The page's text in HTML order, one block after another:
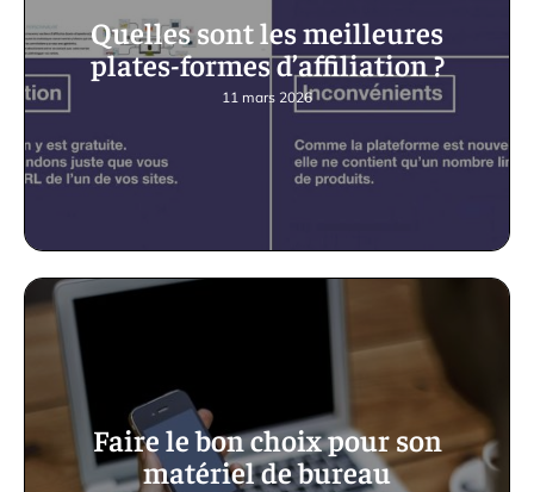
Quelles sont les meilleures
plates-formes d’affiliation ?
11 mars 2026
Faire le bon choix pour son
matériel de bureau